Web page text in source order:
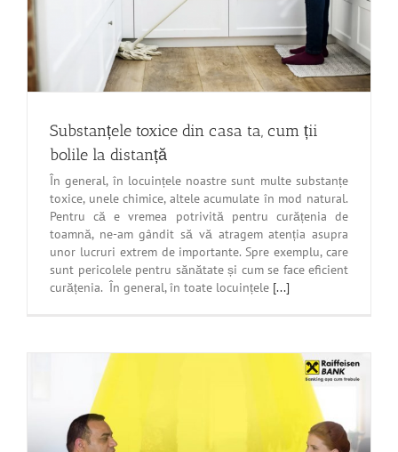
Substanțele toxice din casa ta, cum ții
bolile la distanță
În general, în locuințele noastre sunt multe substanțe
toxice, unele chimice, altele acumulate în mod natural.
Pentru că e vremea potrivită pentru curățenia de
toamnă, ne-am gândit să vă atragem atenția asupra
unor lucruri extrem de importante. Spre exemplu, care
sunt pericolele pentru sănătate și cum se face eficient
curățenia. În general, în toate locuințele [...]